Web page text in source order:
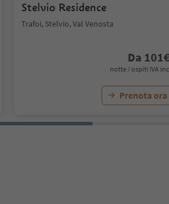
Stelvio Residence
Trafoi, Stelvio, Val Venosta
Da 101€
notte / ospiti IVA
Prenota ora